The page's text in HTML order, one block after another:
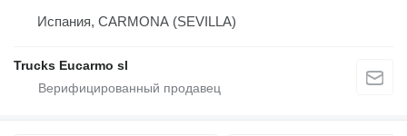
Испания, CARMONA (SEVILLA)
Trucks Eucarmo sl